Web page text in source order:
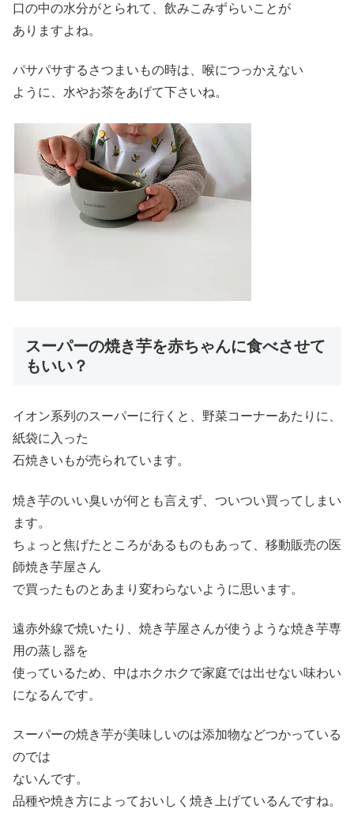
口の中の水分がとられて、飲みこみずらいことが
ありますよね。
パサパサするさつまいもの時は、喉につっかえない
ように、水やお茶をあげて下さいね。
スーパーの焼き芋を赤ちゃんに食べさせて
もいい？
イオン系列のスーパーに行くと、野菜コーナーあたりに、
紙袋に入った
石焼きいもが売られています。
焼き芋のいい臭いが何とも言えず、ついつい買ってしまい
ます。
ちょっと焦げたところがあるものもあって、移動販売の医
師焼き芋屋さん
で買ったものとあまり変わらないように思います。
遠赤外線で焼いたり、焼き芋屋さんが使うような焼き芋専
用の蒸し器を
使っているため、中はホクホクで家庭では出せない味わい
になるんです。
スーパーの焼き芋が美味しいのは添加物などつかっている
のでは
ないんです。
品種や焼き方によっておいしく焼き上げているんですね。